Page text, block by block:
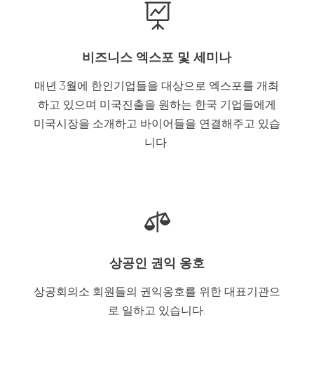

비즈니스 엑스포 및 세미나
매년 3월에 한인기업들을 대상으로 엑스포를 개최
하고 있으며 미국진출을 원하는 한국 기업들에게
미국시장을 소개하고 바이어들을 연결해주고 있습
니다.

상공인 권익 옹호
상공회의소 회원들의 권익옹호를 위한 대표기관으
로 일하고 있습니다.